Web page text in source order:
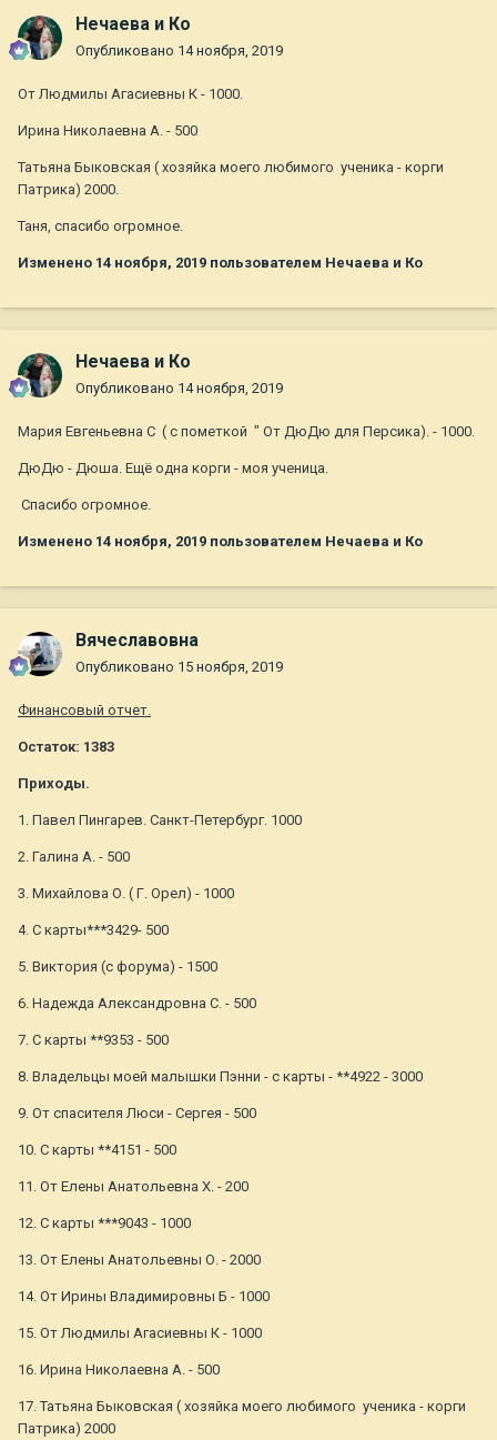
ИТОГО: 14.083
Нечаева и Ко
Опубликовано 14 ноября, 2019
От Людмилы Агасиевны К - 1000.
Ирина Николаевна А. - 500
Татьяна Быковская ( хозяйка моего любимого ученика - корги
Патрика) 2000.
Таня, спасибо огромное.
Изменено 14 ноября, 2019 пользователем Нечаева и Ко
Нечаева и Ко
Опубликовано 14 ноября, 2019
Мария Евгеньевна С ( с пометкой " От ДюДю для Персика). - 1000.
ДюДю - Дюша. Ещё одна корги - моя ученица.
Спасибо огромное.
Изменено 14 ноября, 2019 пользователем Нечаева и Ко
Вячеславовна
Опубликовано 15 ноября, 2019
Финансовый отчет.
Остаток: 1383
Приходы.
1. Павел Пингарев. Санкт-Петербург. 1000
2. Галина А. - 500
3. Михайлова О. ( Г. Орел) - 1000
4. С карты***3429- 500
5. Виктория (с форума) - 1500
6. Надежда Александровна С. - 500
7. С карты **9353 - 500
8. Владельцы моей малышки Пэнни - с карты - **4922 - 3000
9. От спасителя Люси - Сергея - 500
10. С карты **4151 - 500
11. От Елены Анатольевна Х. - 200
12. С карты ***9043 - 1000
13. От Елены Анатольевны О. - 2000
14. От Ирины Владимировны Б - 1000
15. От Людмилы Агасиевны К - 1000
16. Ирина Николаевна А. - 500
17. Татьяна Быковская ( хозяйка моего любимого ученика - корги
Патрика) 2000